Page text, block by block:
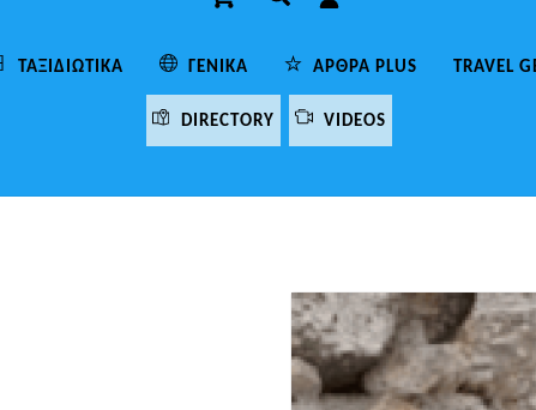
ΤΑΞΙΔΙΩΤΙΚΆ ΓΕΝΙΚΆ ΆΡΘΡΑ PLUS TRAVEL
DIRECTORY VIDEOS